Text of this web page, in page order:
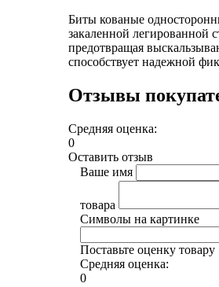
Биты кованые
закаленной легированной
предотвращая
способствует надежной
Отзывы
Средняя оценка:
0
Оставить отзыв
Ваше имя
товара
Символы на картинке
Поставьте оценку товару
Средняя оценка:
0